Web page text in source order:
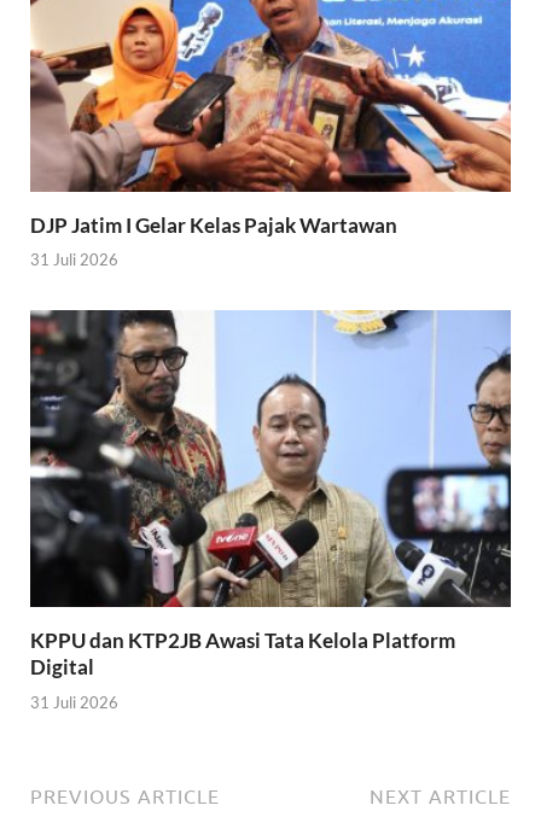
DJP Jatim I Gelar Kelas Pajak Wartawan
31 Juli 2026
KPPU dan KTP2JB Awasi Tata Kelola Platform
Digital
31 Juli 2026
PREVIOUS ARTICLE NEXT ARTICLE